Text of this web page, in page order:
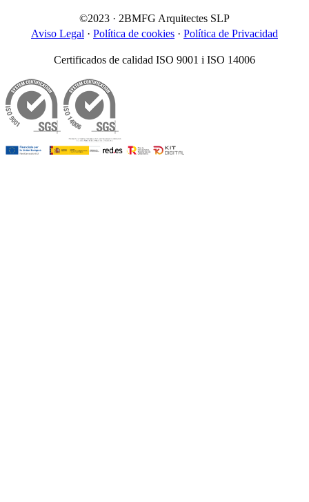
©2023 · 2BMFG Arquitectes SLP
Aviso Legal · Política de cookies · Política de Privacidad
Certificados de calidad ISO 9001 i ISO 14006